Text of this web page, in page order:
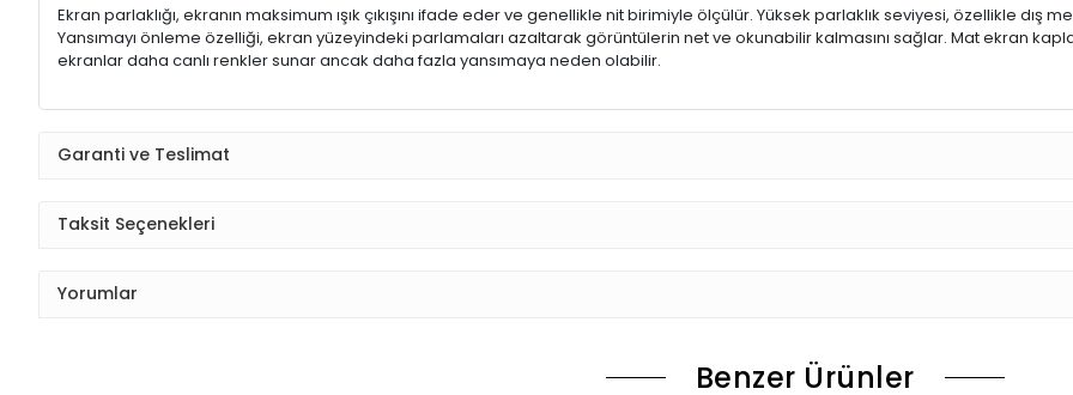
Ekran parlaklığı, ekranın maksimum ışık çıkışını ifade eder ve genellikle nit birimiyle ölçülür. Yüksek parlaklık seviyesi, özellikle dış
Yansımayı önleme özelliği, ekran yüzeyindeki parlamaları azaltarak görüntülerin net ve okunabilir kalmasını sağlar. Mat ekran
ekranlar daha canlı renkler sunar ancak daha fazla yansımaya neden olabilir.
Garanti ve Teslimat
Taksit Seçenekleri
Yorumlar
Benzer Ürünler